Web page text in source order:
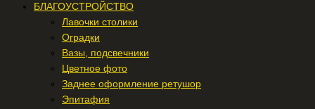
БЛАГОУСТРОЙСТВО
Лавочки столики
Оградки
Вазы, подсвечники
Цветное фото
Заднее оформление ретушор
Эпитафия